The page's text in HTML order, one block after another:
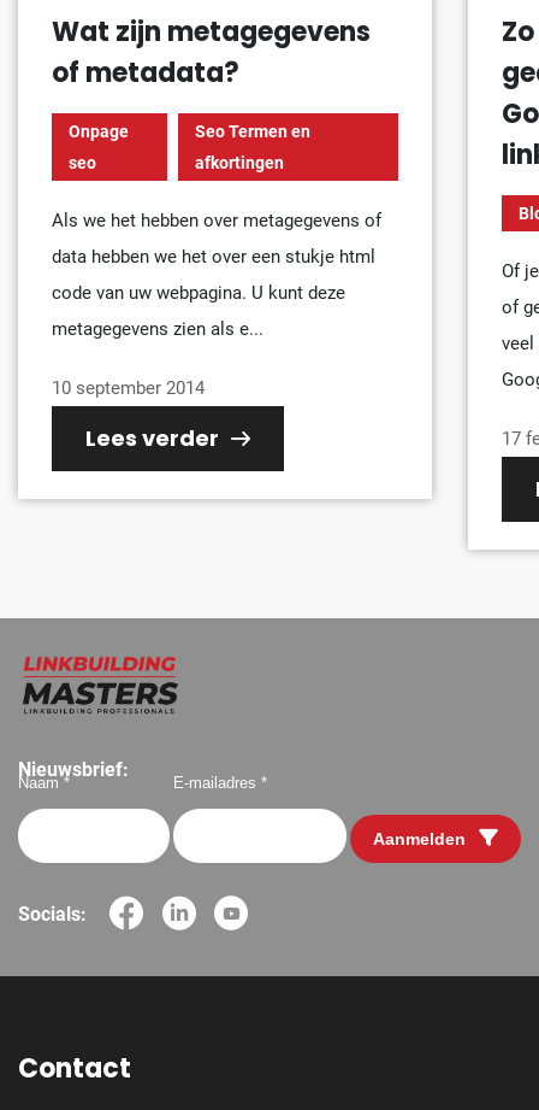
Wat zijn metagegevens
of metadata?
Onpage
seo
Seo Termen en
afkortingen
Als we het hebben over metagegevens of
data hebben we het over een stukje html
code van uw webpagina. U kunt deze
metagegevens zien als e...
Lees verder
10 september 2014
Of
of
veel
17
Nieuwsbrief:
Naam * E-mailadres *
Aanmelden
Socials:
Contact